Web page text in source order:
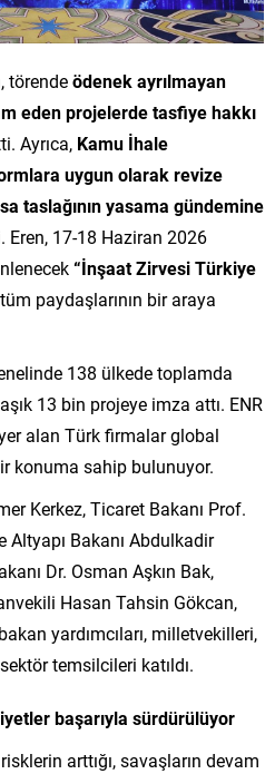
törendeödenek ayrılmayan
eden projelerde tasfiye hakkı
Ayrıca, Kamu İhale
uygun olarak revize
taslağının yasama gündemine
Eren, 17-18 Haziran 2026
“İnşaat Zirvesi Türkiye
paydaşlarının bir araya
138 ülkede toplamda
13 bin projeye imza attı. ENR
alan Türk firmalar global
konuma sahip bulunuyor.
Kerkez, Ticaret Bakanı Prof.
Altyapı Bakanı Abdulkadir
Dr. Osman Aşkın Bak,
Hasan Tahsin Gökcan,
yardımcıları, milletvekilleri,
temsilcileri katıldı.
başarıyla sürdürülüyor
arttığı, savaşların devam